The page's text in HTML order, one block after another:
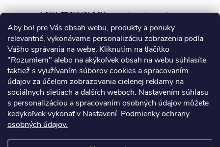
Aby bol pre Vás obsah webu, produkty a ponuky
relevantné, vykonávame personalizáciu zobrazenia podľa
Vášho správania na webe. Kliknutím na tlačítko
"Rozumiem" alebo na akýkoľvek obsah na webu súhlasíte
taktiež s využívaním súborov cookies a spracovaním
údajov za účelom zobrazovania cielenej reklamy na
sociálnych sietiach a ďalších weboch. Nastavením súhlasu
s personalizáciou a spracovaním osobných údajov môžete
kedykoľvek vykonať v Nastavení. Podmienky ochrany
osobných údajov.
AQUA TECHNOLOGY s.r.o.
info @aquatechnology.sk
+421 911 991 394
Informácie pre vás
Kontakty Obchodné podmienky